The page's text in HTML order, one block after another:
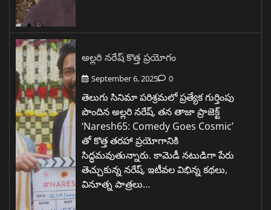
అల్లరి నరేష్ కొత్త ప్రయోగం
September 6, 2025 0
తెలుగు సినిమా పరిశ్రమలో ప్రత్యేక గుర్తింపు
పొందిన అల్లరి నరేష్, తన తాజా ప్రాజెక్ట్
‘Naresh65: Comedy Goes Cosmic’
తో కొత్త తరహా ప్రయోగానికి
సిద్ధమవుతున్నారు. కామెడీ నటుడిగా పేరు
తెచ్చుకున్న నరేష్, ఇటీవల విభిన్న కథలు,
వినూత్న పాత్రలు…